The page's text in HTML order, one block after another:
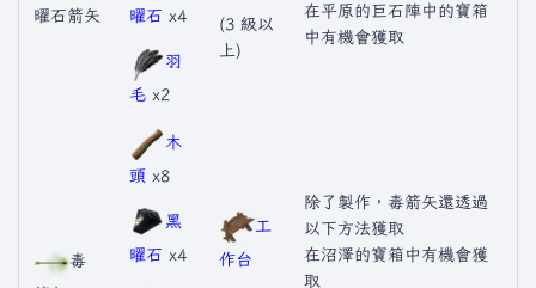
曜石箭矢
曜石 x4
羽
毛 x2
(3 級以
上)
在平原的巨石陣中的寶箱
中有機會獲取
毒
木
頭 x8
黑
曜石 x4
工
作台
除了製作，毒箭矢還透過
以下方法獲取
在沼澤的寶箱中有機會獲
取